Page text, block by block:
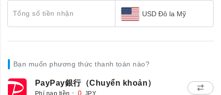
Tổng số tiền nhận USD Đô la Mỹ
Bạn muốn phương thức thanh toán nào?
PayPay銀行（Chuyển khoản）
Phí nạp tiền： 0 JPY